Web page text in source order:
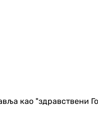
као "здравствени